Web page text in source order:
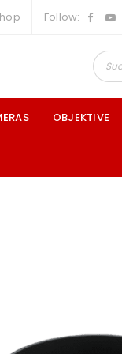
Follow:
OBJEKTIVE